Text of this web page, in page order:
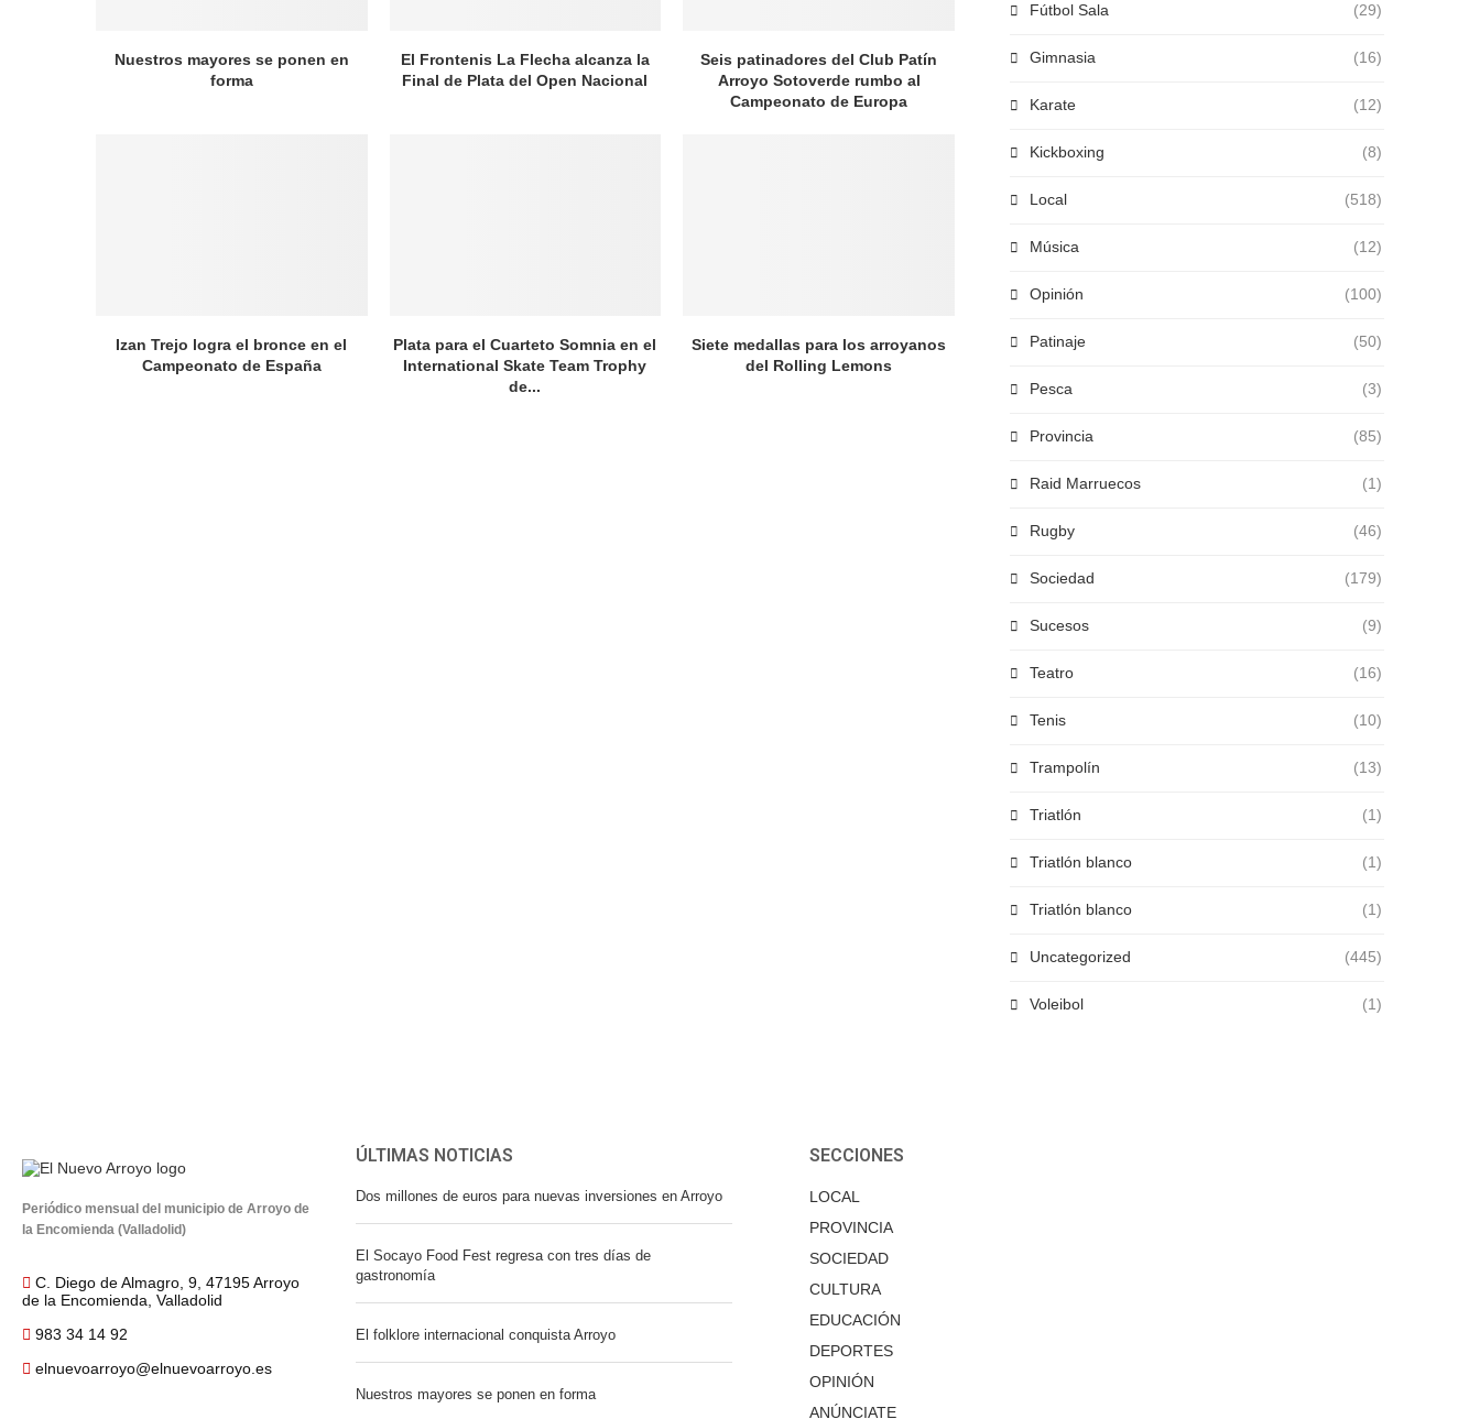
Nuestros mayores se ponen en
forma
El Frontenis La Flecha alcanza la
Final de Plata del Open Nacional
Seis patinadores del Club Patín
Arroyo Sotoverde rumbo al
Campeonato de Europa
Izan Trejo logra el bronce en el
Campeonato de España
Plata para el Cuarteto Somnia en el
International Skate Team Trophy
de...
Siete medallas para los arroyanos
del Rolling Lemons
Fútbol Sala (29)
Gimnasia (16)
Karate (12)
Kickboxing (8)
Local (518)
Música (12)
Opinión (100)
Patinaje (50)
Pesca (3)
Provincia (85)
Raid Marruecos (1)
Rugby (46)
Sociedad (179)
Sucesos (9)
Teatro (16)
Tenis (10)
Trampolín (13)
Triatlón (1)
Triatlón blanco (1)
Triatlón blanco (1)
Uncategorized (445)
Voleibol (1)
Periódico mensual del municipio de Arroyo de
la Encomienda (Valladolid)
C. Diego de Almagro, 9, 47195 Arroyo
de la Encomienda, Valladolid
983 34 14 92
elnuevoarroyo@elnuevoarroyo.es
ÚLTIMAS NOTICIAS
Dos millones de euros para nuevas inversiones en Arroyo
El Socayo Food Fest regresa con tres días de
gastronomía
El folklore internacional conquista Arroyo
Nuestros mayores se ponen en forma
SECCIONES
LOCAL
PROVINCIA
SOCIEDAD
CULTURA
EDUCACIÓN
DEPORTES
OPINIÓN
ANÚNCIATE